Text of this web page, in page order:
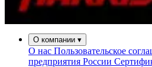
О компании ▾
О нас Пользовательское
предприятия России